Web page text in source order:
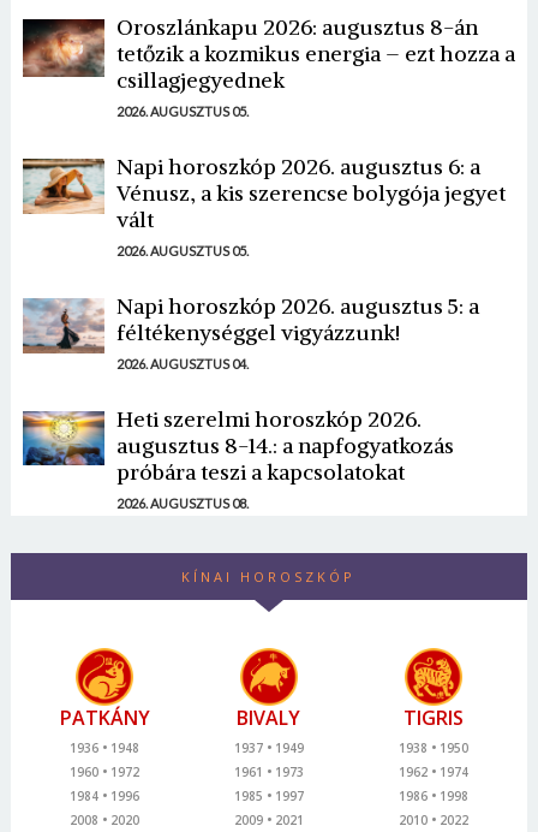
Oroszlánkapu 2026: augusztus 8-án
tetőzik a kozmikus energia – ezt hozza a
csillagjegyednek
2026. AUGUSZTUS 05.
Napi horoszkóp 2026. augusztus 6: a
Vénusz, a kis szerencse bolygója jegyet
vált
2026. AUGUSZTUS 05.
Napi horoszkóp 2026. augusztus 5: a
féltékenységgel vigyázzunk!
2026. AUGUSZTUS 04.
Heti szerelmi horoszkóp 2026.
augusztus 8-14.: a napfogyatkozás
próbára teszi a kapcsolatokat
2026. AUGUSZTUS 08.
KÍNAI HOROSZKÓP
PATKÁNY
1936
1948
1960
1972
1984
1996
2008
2020
BIVALY
1937
1949
1961
1973
1985
1997
2009
2021
TIGRIS
1938
1950
1962
1974
1986
1998
2010
2022